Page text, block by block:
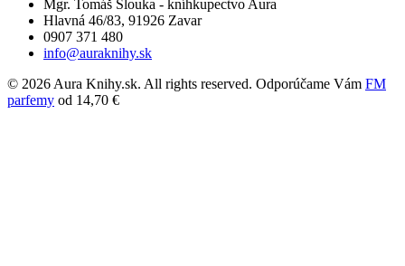
Mgr. Tomáš Slouka - kníhkupectvo Aura
Hlavná 46/83, 91926 Zavar
0907 371 480
info@auraknihy.sk
© 2026 Aura Knihy.sk. All rights reserved. Odporúčame Vám FM
parfemy od 14,70 €